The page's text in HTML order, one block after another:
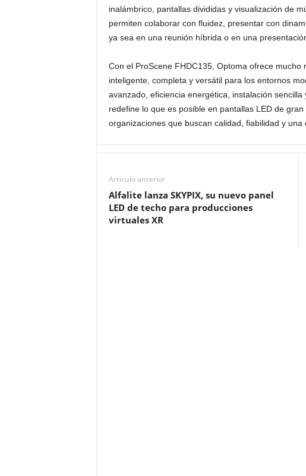
inalámbrico, pantallas divididas y visualización de
permiten colaborar con fluidez, presentar con
ya sea en una reunión híbrida o en una
Con el ProScene FHDC135, Optoma ofrece
inteligente, completa y versátil para los entornos
avanzado, eficiencia energética, instalación
redefine lo que es posible en pantallas LED de
organizaciones que buscan calidad, fiabilidad y una
Artículo anterior
Alfalite lanza SKYPIX, su nuevo panel
LED de techo para producciones
virtuales XR